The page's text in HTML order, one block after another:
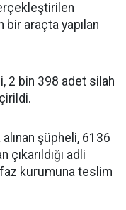
bir araçta yapılan
2 bin 398 adet silah
şüpheli, 6136
çıkarıldığı adli
kurumuna teslim